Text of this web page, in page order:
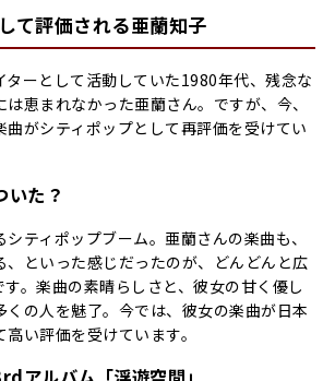
て評価される亜蘭知子
ターとして活動していた1980年代、残念な
恵まれなかった亜蘭さん。ですが、今、
曲がシティポップとして再評価を受けてい
いた？
ティポップブーム。亜蘭さんの楽曲も、
、といった感じだったのが、どんどんと広
す。楽曲の素晴らしさと、彼女の甘く優し
くの人を魅了。今では、彼女の楽曲が日本
い評価を受けています。